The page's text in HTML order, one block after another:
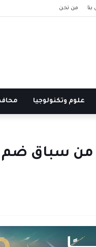
من نحن
علوم وتكنولوجيا
من سباق